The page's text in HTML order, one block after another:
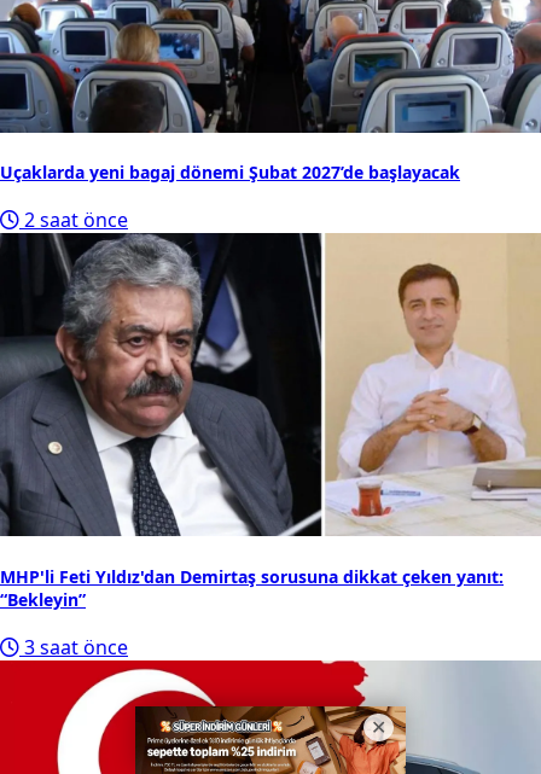
Uçaklarda yeni bagaj dönemi Şubat 2027’de başlayacak
2 saat önce
MHP'li Feti Yıldız'dan Demirtaş sorusuna dikkat çeken yanıt:
“Bekleyin”
3 saat önce